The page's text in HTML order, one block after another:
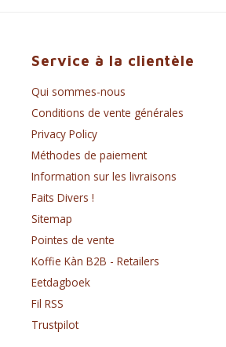
Service à la clientèle
Qui sommes-nous
Conditions de vente générales
Privacy Policy
Méthodes de paiement
Information sur les livraisons
Faits Divers !
Sitemap
Pointes de vente
Koffie Kàn B2B - Retailers
Eetdagboek
Fil RSS
Trustpilot